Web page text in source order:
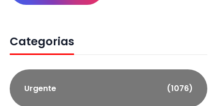
Categorias
Urgente (1076)